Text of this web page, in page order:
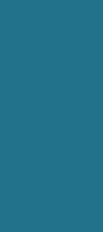
do Brasil: a
4/2020), e
ainda é
na
Vargas e da
a oposição de
ou
lança a classe